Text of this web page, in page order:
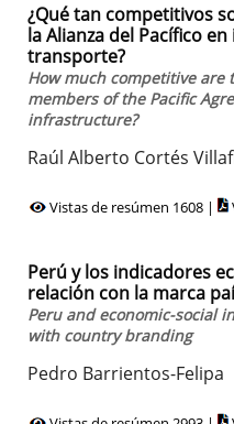
¿Qué tan competitivos
la Alianza del Pacífico
transporte?
How much competitive are
members of the Pacific
infrastructure?
Raúl Alberto Cortés
Vistas de resúmen 1608 |
Perú y los indicadores
relación con la marca
Peru and economic-social
with country branding
Pedro Barrientos-Felipa